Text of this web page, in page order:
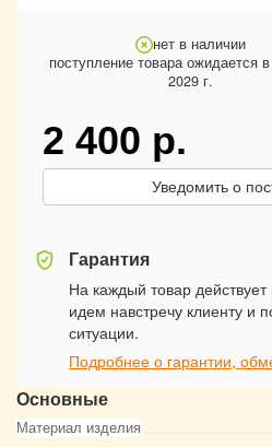
Основные
Материал изделия
нет в наличии
поступление товара ожидается
2029 г.
2 400 р.
Уведомить о
Гарантия
На каждый товар
идем навстречу клиенту и
ситуации.
Подробнее о гарантии,